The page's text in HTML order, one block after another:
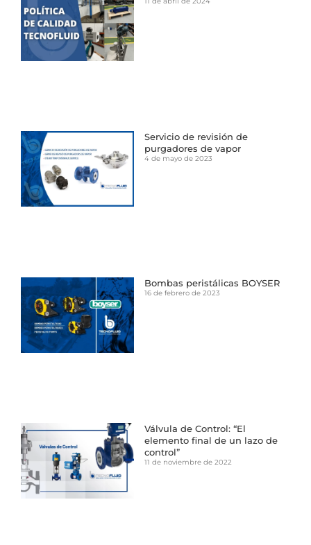
Servicio de revisión de
purgadores de vapor
4 de mayo de 2023
Bombas peristálicas BOYSER
16 de febrero de 2023
Válvula de Control: “El
elemento final de un lazo de
control”
11 de noviembre de 2022